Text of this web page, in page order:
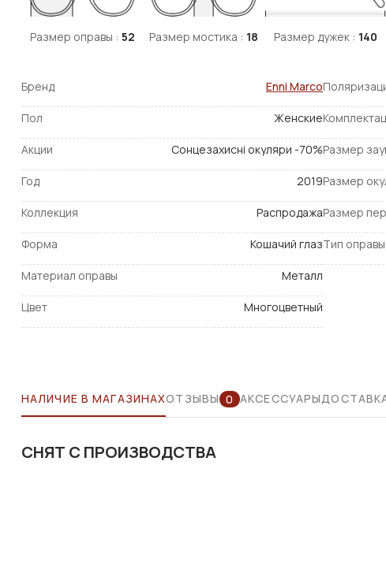
Размер оправы : 52 Размер мостика : 18 Размер дужек : 140
Бренд Enni Marco
Пол Женские
Акции Сонцезахисні окуляри -70%
Год 2019
Коллекция Распродажа
Форма Кошачий глаз
Материал оправы Металл
Цвет Многоцветный
Размер
Размер
Размер
Тип оправы
НАЛИЧИЕ В МАГАЗИНАХОТЗЫВЫ 0 АКСЕССУАРЫ
СНЯТ С ПРОИЗВОДСТВА